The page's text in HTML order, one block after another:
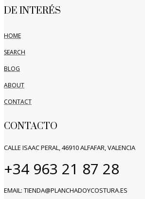
DE INTERÉS
HOME
SEARCH
BLOG
ABOUT
CONTACT
CONTACTO
CALLE ISAAC PERAL, 46910 ALFAFAR, VALENCIA
+34 963 21 87 28
EMAIL: TIENDA@PLANCHADOYCOSTURA.ES